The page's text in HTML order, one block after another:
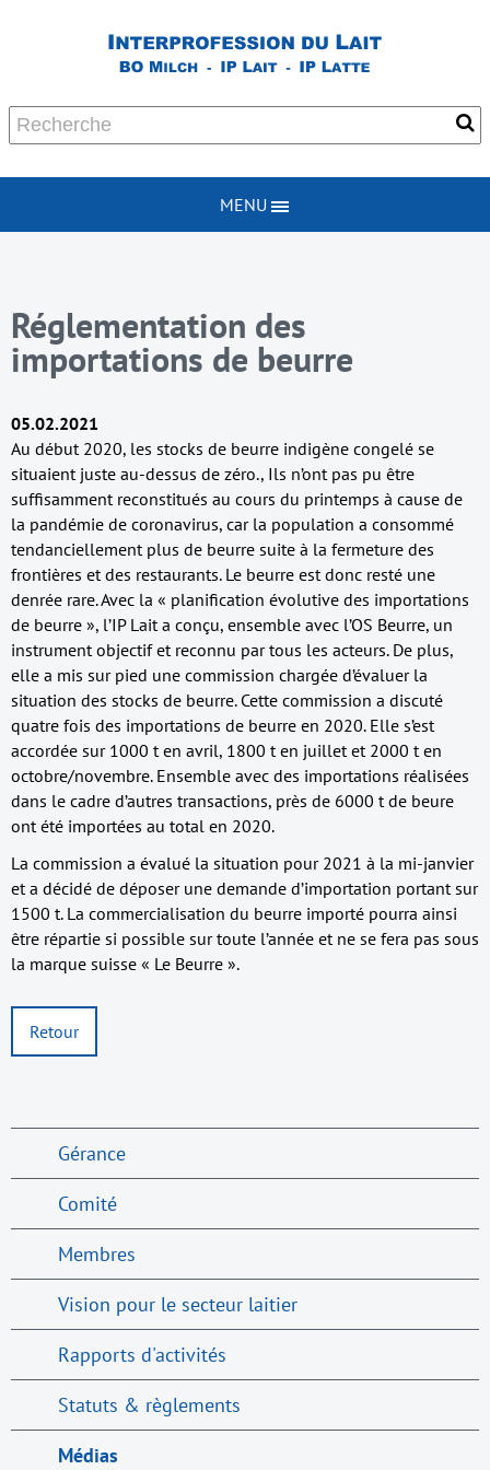
MENU
Réglementation des
importations de beurre
05.02.2021
Au début 2020, les stocks de beurre indigène congelé se
situaient juste au-dessus de zéro., Ils n’ont pas pu être
suffisamment reconstitués au cours du printemps à cause de
la pandémie de coronavirus, car la population a consommé
tendanciellement plus de beurre suite à la fermeture des
frontières et des restaurants. Le beurre est donc resté une
denrée rare. Avec la « planification évolutive des importations
de beurre », l’IP Lait a conçu, ensemble avec l’OS Beurre, un
instrument objectif et reconnu par tous les acteurs. De plus,
elle a mis sur pied une commission chargée d’évaluer la
situation des stocks de beurre. Cette commission a discuté
quatre fois des importations de beurre en 2020. Elle s’est
accordée sur 1000 t en avril, 1800 t en juillet et 2000 t en
octobre/novembre. Ensemble avec des importations réalisées
dans le cadre d’autres transactions, près de 6000 t de beure
ont été importées au total en 2020.
La commission a évalué la situation pour 2021 à la mi-janvier
et a décidé de déposer une demande d’importation portant sur
1500 t. La commercialisation du beurre importé pourra ainsi
être répartie si possible sur toute l’année et ne se fera pas sous
la marque suisse « Le Beurre ».
Retour
Gérance
Comité
Membres
Vision pour le secteur laitier
Rapports d'activités
Statuts & règlements
Médias